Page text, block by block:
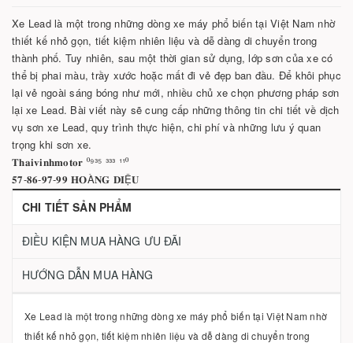
Xe Lead là một trong những dòng xe máy phổ biến tại Việt Nam nhờ
thiết kế nhỏ gọn, tiết kiệm nhiên liệu và dễ dàng di chuyển trong
thành phố. Tuy nhiên, sau một thời gian sử dụng, lớp sơn của xe có
thể bị phai màu, trầy xước hoặc mất đi vẻ đẹp ban đầu. Để khôi phục
lại vẻ ngoài sáng bóng như mới, nhiều chủ xe chọn phương pháp sơn
lại xe Lead. Bài viết này sẽ cung cấp những thông tin chi tiết về dịch
vụ sơn xe Lead, quy trình thực hiện, chi phí và những lưu ý quan
trọng khi sơn xe.
𝐓𝐡𝐚𝐢𝐯𝐢𝐧𝐡𝐦𝐨𝐭𝐨𝐫 ⁰⁹³⁵ ³³³ ¹¹⁰
𝟓𝟕-𝟖𝟔-𝟗𝟕-𝟗𝟗 𝐇𝐎À𝐍𝐆 𝐃𝐈Ệ𝐔
CHI TIẾT SẢN PHẨM
ĐIỀU KIỆN MUA HÀNG ƯU ĐÃI
HƯỚNG DẪN MUA HÀNG
Xe Lead là một trong những dòng xe máy phổ biến tại Việt Nam nhờ
thiết kế nhỏ gọn, tiết kiệm nhiên liệu và dễ dàng di chuyển trong